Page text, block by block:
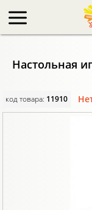
Настольная
код товара: 11910